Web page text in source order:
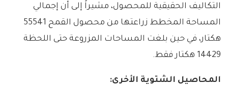
التكاليف الحقيقية للمحصول، مشيراً إلى أن إجمالي
المساحة المخطط زراعتها من محصول القمح 55541
هكتار، في حين بلغت المساحات المزروعة حتى اللحظة
14429 هكتار فقط.
المحاصيل الشتوية الأخرى: